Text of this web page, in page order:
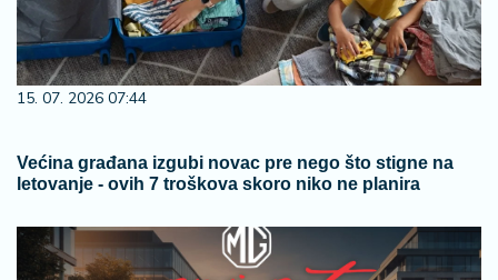
15. 07. 2026 07:44
Većina građana izgubi novac pre nego što stigne na
letovanje - ovih 7 troškova skoro niko ne planira